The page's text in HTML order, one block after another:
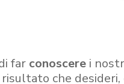
far conoscerei
che